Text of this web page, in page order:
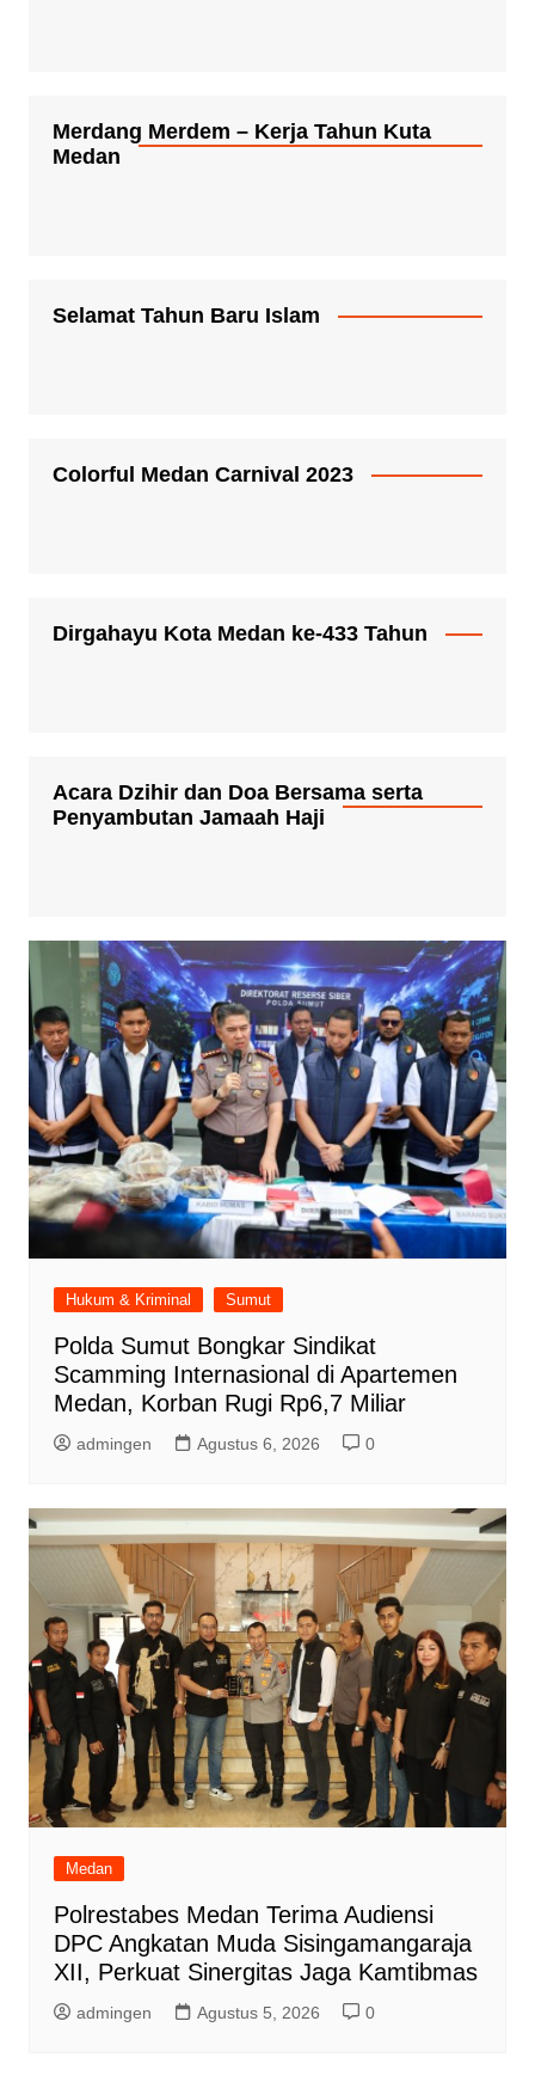
Merdang Merdem – Kerja Tahun Kuta
Medan
Selamat Tahun Baru Islam
Colorful Medan Carnival 2023
Dirgahayu Kota Medan ke-433 Tahun
Acara Dzihir dan Doa Bersama serta
Penyambutan Jamaah Haji
Hukum & Kriminal Sumut
Polda Sumut Bongkar Sindikat
Scamming Internasional di Apartemen
Medan, Korban Rugi Rp6,7 Miliar
admingen Agustus 6, 2026 0
Medan
Polrestabes Medan Terima Audiensi
DPC Angkatan Muda Sisingamangaraja
XII, Perkuat Sinergitas Jaga Kamtibmas
admingen Agustus 5, 2026 0